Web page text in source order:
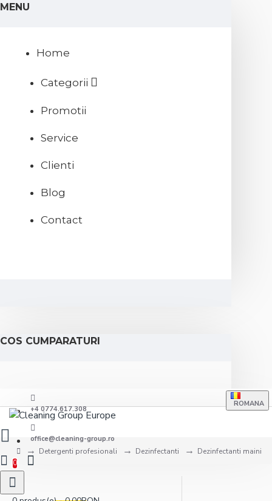
MENU
Home
Categorii
Promotii
Service
Clienti
Blog
Contact
COS CUMPARATURI
+4 0774.617.308
office@cleaning-group.ro
ROMANA
0
Detergenti profesionali Dezinfectanti Dezinfectanti maini